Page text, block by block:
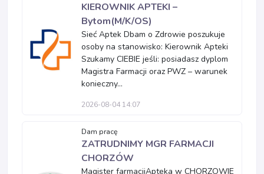
KIEROWNIK APTEKI –
Bytom(M/K/OS)
Sieć Aptek Dbam o Zdrowie poszukuje
osoby na stanowisko: Kierownik Apteki
Szukamy CIEBIE jeśli: posiadasz dyplom
Magistra Farmacji oraz PWZ – warunek
konieczny...
2026-08-04 14:07
Dam pracę
ZATRUDNIMY MGR FARMACJI
CHORZÓW
Magister farmacjiApteka w CHORZOWIE